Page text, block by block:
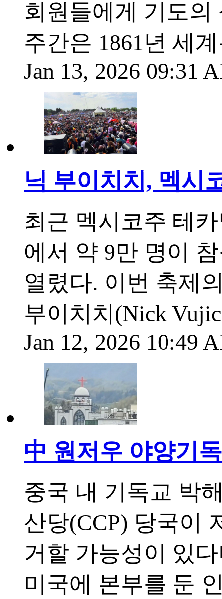
회원들에게 기도
주간은 1861년 세
Jan 13, 2026 09:31
닉 부이치치, 멕시
최근 멕시코주 테
에서 약 9만 명이
열렸다. 이번 축제
부이치치(Nick
Jan 12, 2026 10:49
中 원저우 야양기
중국 내 기독교 박
산당(CCP) 당국이
거할 가능성이 있
미국에 본부를 둔